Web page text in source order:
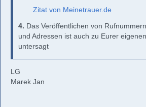
Zitat von Meinetrauer.de
4. Das Veröffentlichen von
und Adressen ist auch zu Eurer
untersagt
LG
Marek Jan